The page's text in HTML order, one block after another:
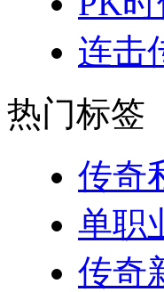
连击
热门标签
传奇
单职
传奇